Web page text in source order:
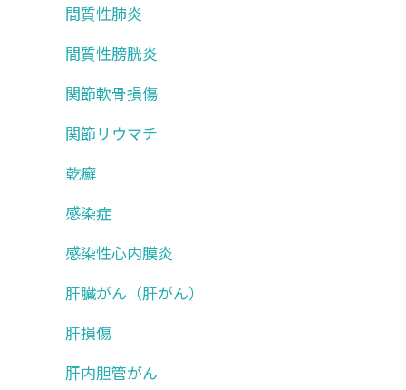
間質性肺炎
間質性膀胱炎
関節軟骨損傷
関節リウマチ
乾癬
感染症
感染性心内膜炎
肝臓がん（肝がん）
肝損傷
肝内胆管がん